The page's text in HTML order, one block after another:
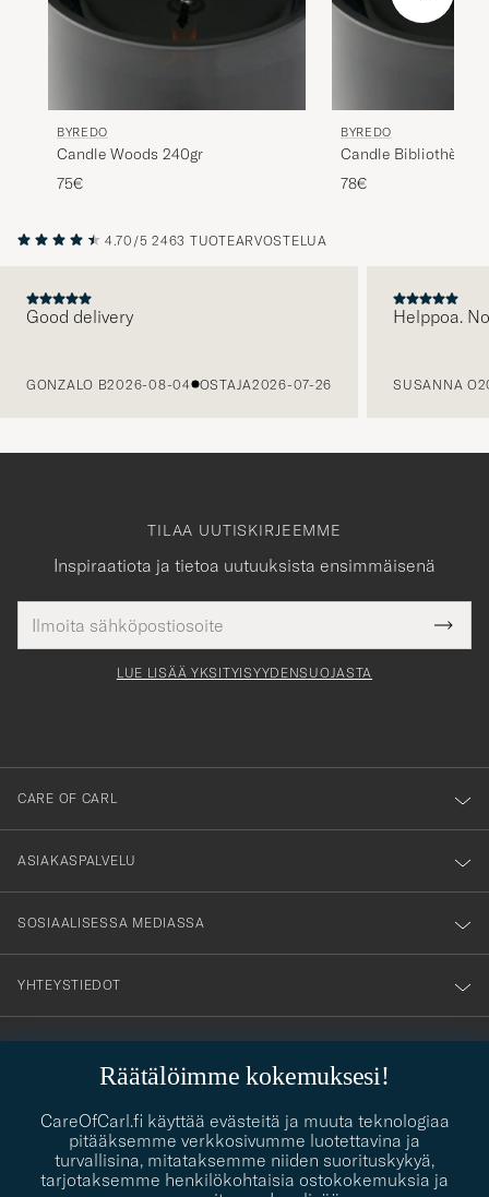
BYREDO
Candle Woods 240gr
75€
BYREDO
Candle Bibliothèque
78€
4.70/5 2463 TUOTEARVOSTELUA
Good delivery
GONZALO B2026-08-04 OSTAJA2026-07-26
Helppoa.
SUSANNA O
Räätälöimme kokemuksesi!
CareOfCarl.fi käyttää evästeitä ja muuta teknologiaa
pitääksemme verkkosivumme luotettavina ja
turvallisina, mitataksemme niiden suorituskykyä,
tarjotaksemme henkilökohtaisia ostokokemuksia ja
TILAA UUTISKIRJEEMME
Inspiraatiota ja tietoa uutuuksista ensimmäisenä
tieto
Tack
för
dig
till
vårt
nyhetsbrev!
LUE LISÄÄ YKSITYISYYDENSUOJASTA
CARE OF CARL
ASIAKASPALVELU
SOSIAALISESSA MEDIASSA
YHTEYSTIEDOT
contact@careofcarl.com
PUKEUTUMISNEUVONTA
Kaipaatko apua oman tyylisi löytämiseen? Me autamme sinua
mielellämme!
PUKEUTUMISNEUVONTA